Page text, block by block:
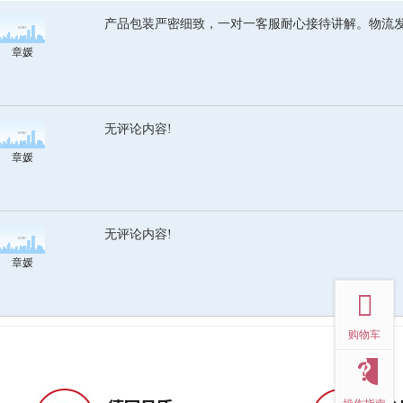
章媛
产品包装严密细致，一对一客服耐心接待讲解。物流
章媛
无评论内容!
章媛
无评论内容!
购物车